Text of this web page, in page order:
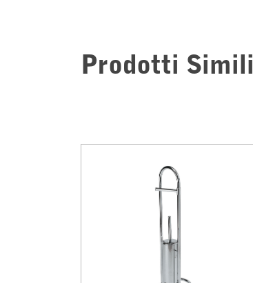
Prodotti Simili